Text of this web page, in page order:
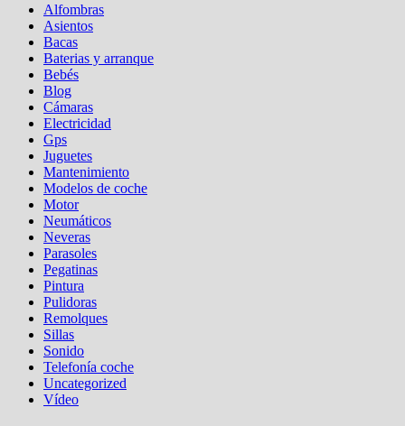
Alfombras
Asientos
Bacas
Baterias y arranque
Bebés
Blog
Cámaras
Electricidad
Gps
Juguetes
Mantenimiento
Modelos de coche
Motor
Neumáticos
Neveras
Parasoles
Pegatinas
Pintura
Pulidoras
Remolques
Sillas
Sonido
Telefonía coche
Uncategorized
Vídeo